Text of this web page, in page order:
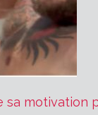
sa motivation